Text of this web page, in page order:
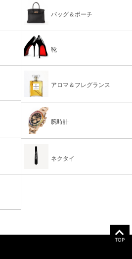
バッグ＆ポーチ
靴
アロマ＆フレグランス
腕時計
ネクタイ
TOP